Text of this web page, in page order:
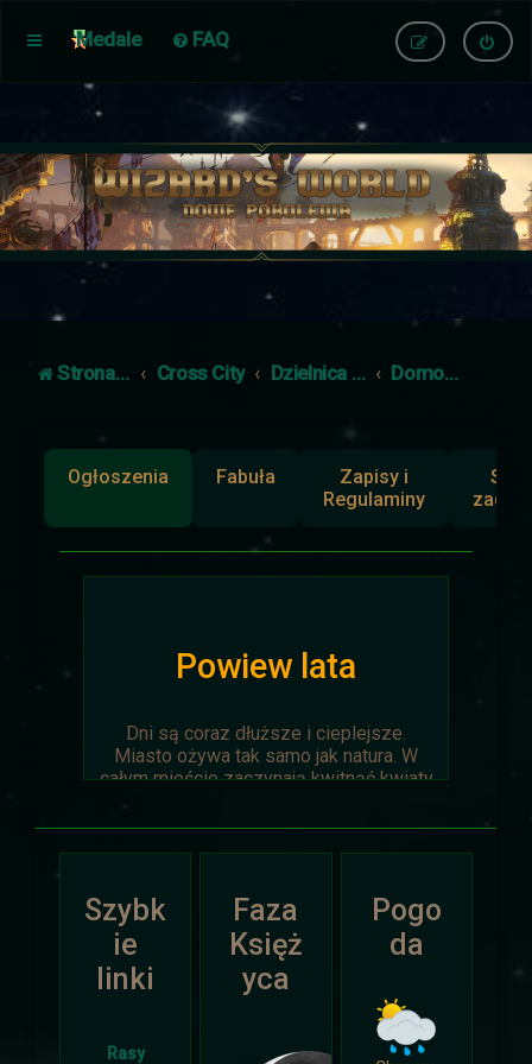
Medale FAQ
Strona główna Cross City Dzielnica Nieludzi Domostwa
Ogłoszenia Fabuła
Zapisy i
Regulaminy
Powiew lata
Dni są coraz dłuższe i cieplejsze.
Miasto ożywa tak samo jak natura. W
całym mieście zaczynają kwitnąć kwiaty
niej udział niech napisze do
Dariusza.
Otrzyma mały upominek.
Atak Zimy i Święta
Szybk
ie
linki
Rasy
Faza
Księż
yca
Pogo
da